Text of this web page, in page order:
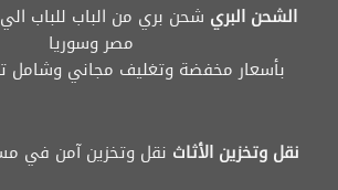
الشحن البري شحن بري من الباب للباب
مصر وسوريا
بأسعار مخفضة وتغليف مجاني وشامل
نقل وتخزين الأثاث نقل وتخزين آمن في